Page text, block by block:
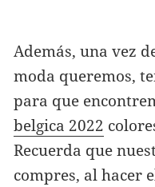
Además, una vez
moda queremos,
para que
belgica 2022
Recuerda que
compres, al hacer